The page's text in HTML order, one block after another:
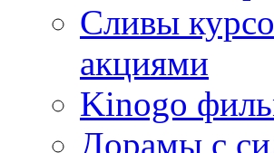
Сливы
акциями
Kinogo
Дорамы с